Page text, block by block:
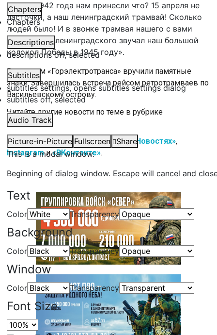
Chapters
Chapters
Descriptions
descriptions off, selected
Subtitles
subtitles settings, opens subtitles settings dialog
subtitles off, selected
Audio Track
Picture-in-Picture Fullscreen
Share
This is a modal window.
Beginning of dialog window. Escape will cancel and
Text
Color Transparency
Background
Color Transparency
Window
Color Transparency
Font Size
«Весну 1942 года нам принесли что? 15 апреля не
ласточки, а наш ленинградский трамвай! Сколько
людей было! И в звонке трамвая нашего с вами
привычного ленинградского звучал наш большой
колокол Победы в 1945 году».
Ветеранам «Горэлектротранса» вручили памятные
знаки. Завершилась встреча рейсом ретротрамваев по
Васильевскому острову.
Читайте другие новости по теме в рубрике
«Смольный».
Подписывайтесь на нас в«Яндекс.Новостях»,
Instagramи«ВКонтакте».